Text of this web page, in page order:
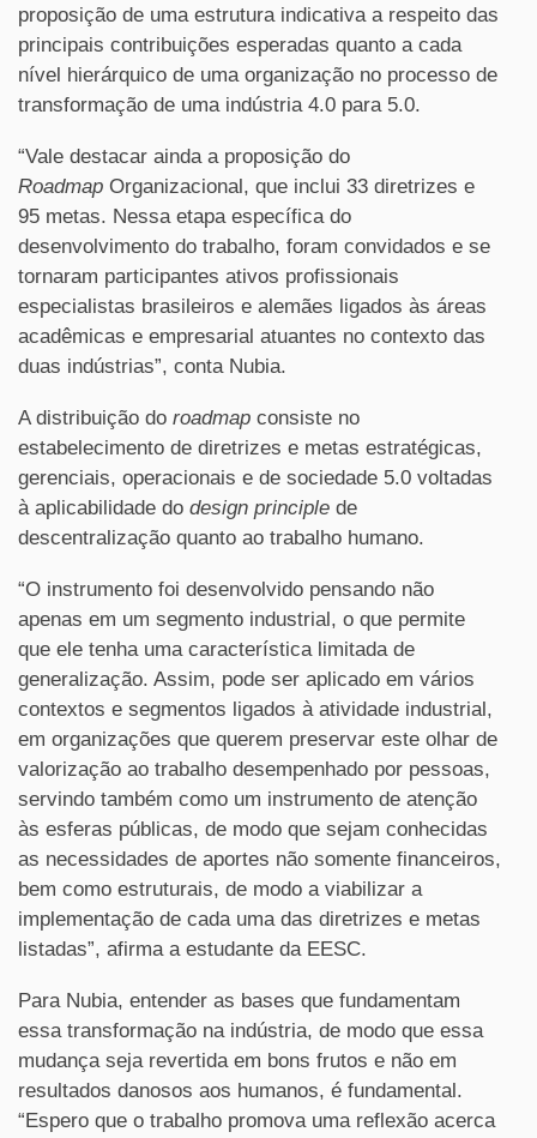
proposição de uma estrutura indicativa a respeito das
principais contribuições esperadas quanto a cada
nível hierárquico de uma organização no processo de
transformação de uma indústria 4.0 para 5.0.
“Vale destacar ainda a proposição do
Roadmap Organizacional, que inclui 33 diretrizes e
95 metas. Nessa etapa específica do
desenvolvimento do trabalho, foram convidados e se
tornaram participantes ativos profissionais
especialistas brasileiros e alemães ligados às áreas
acadêmicas e empresarial atuantes no contexto das
duas indústrias”, conta Nubia.
A distribuição do roadmap consiste no
estabelecimento de diretrizes e metas estratégicas,
gerenciais, operacionais e de sociedade 5.0 voltadas
à aplicabilidade do design principle de
descentralização quanto ao trabalho humano.
“O instrumento foi desenvolvido pensando não
apenas em um segmento industrial, o que permite
que ele tenha uma característica limitada de
generalização. Assim, pode ser aplicado em vários
contextos e segmentos ligados à atividade industrial,
em organizações que querem preservar este olhar de
valorização ao trabalho desempenhado por pessoas,
servindo também como um instrumento de atenção
às esferas públicas, de modo que sejam conhecidas
as necessidades de aportes não somente financeiros,
bem como estruturais, de modo a viabilizar a
implementação de cada uma das diretrizes e metas
listadas”, afirma a estudante da EESC.
Para Nubia, entender as bases que fundamentam
essa transformação na indústria, de modo que essa
mudança seja revertida em bons frutos e não em
resultados danosos aos humanos, é fundamental.
“Espero que o trabalho promova uma reflexão acerca